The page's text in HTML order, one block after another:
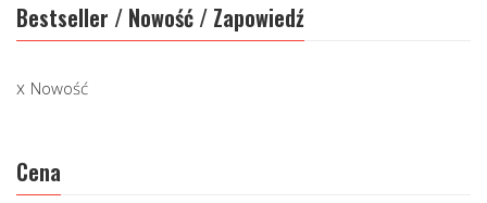
Bestseller / Nowość / Zapowiedź
Nowość
Cena